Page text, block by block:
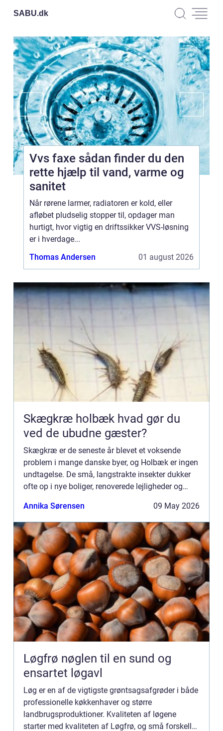
SABU.dk
Vvs faxe sådan finder du den
rette hjælp til vand, varme og
sanitet
Når rørene larmer, radiatoren er kold, eller
afløbet pludselig stopper til, opdager man
hurtigt, hvor vigtig en driftssikker VVS-løsning
er i hverdage...
Thomas Andersen
01 august 2026
Skægkræ holbæk hvad gør du
ved de ubudne gæster?
Skægkræ er de seneste år blevet et voksende
problem i mange danske byer, og Holbæk er ingen
undtagelse. De små, langstrakte insekter dukker
ofte op i nye boliger, renoverede lejligheder og
rum. Mang...
Annika Sørensen 09 May 2026
Løgfrø nøglen til en sund og
ensartet løgavl
Løg er en af de vigtigste grøntsagsafgrøder i både
professionelle køkkenhaver og større
landbrugsproduktioner. Kvaliteten af løgene
starter med kvaliteten af Løgfrø, og små forskelle i